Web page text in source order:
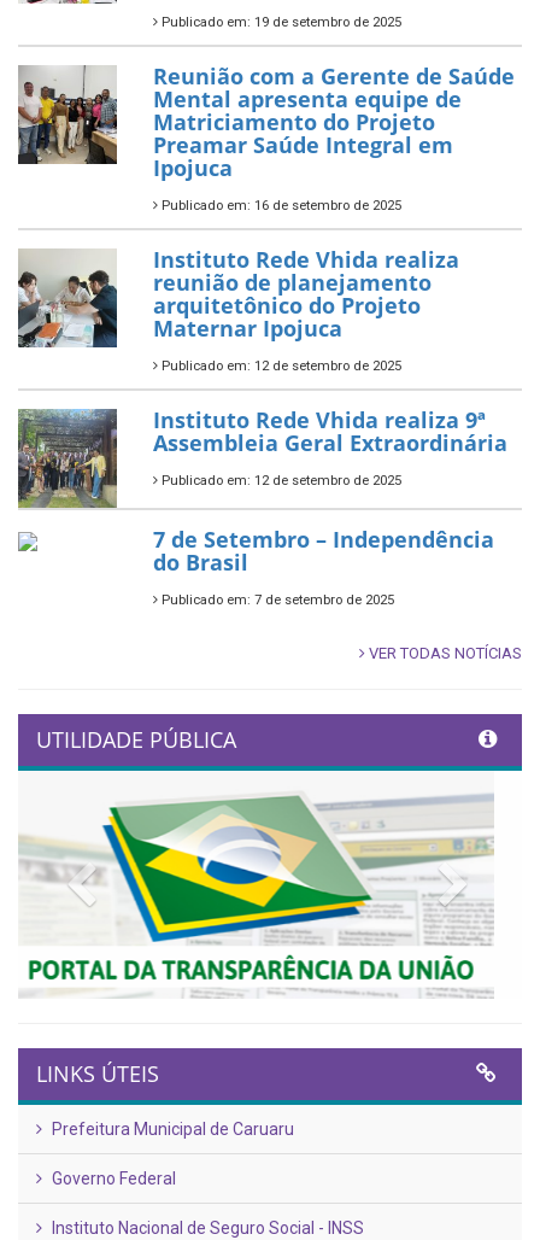
Publicado em: 19 de setembro de 2025
Reunião com a Gerente de Saúde
Mental apresenta equipe de
Matriciamento do Projeto
Preamar Saúde Integral em
Ipojuca
Publicado em: 16 de setembro de 2025
Instituto Rede Vhida realiza
reunião de planejamento
arquitetônico do Projeto
Maternar Ipojuca
Publicado em: 12 de setembro de 2025
Instituto Rede Vhida realiza 9ª
Assembleia Geral Extraordinária
Publicado em: 12 de setembro de 2025
7 de Setembro – Independência
do Brasil
Publicado em: 7 de setembro de 2025
VER TODAS NOTÍCIAS
UTILIDADE PÚBLICA
Previous
LINKS ÚTEIS
Prefeitura Municipal de Caruaru
Governo Federal
Instituto Nacional de Seguro Social - INSS